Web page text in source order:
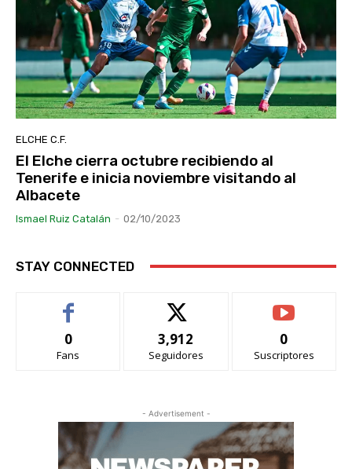
ELCHE C.F.
El Elche cierra octubre recibiendo al
Tenerife e inicia noviembre visitando al
Albacete
Ismael Ruiz Catalán - 02/10/2023
STAY CONNECTED
0
Fans
3,912
Seguidores
0
Suscriptores
- Advertisement -